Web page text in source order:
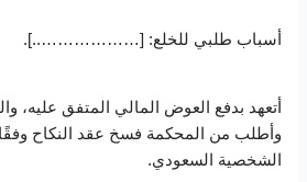
أسباب طلبي للخلع: [………………..].
أتعهد بدفع العوض المالي المتفق عليه،
وأطلب من المحكمة فسخ عقد النكاح وفقًا
الشخصية السعودي.